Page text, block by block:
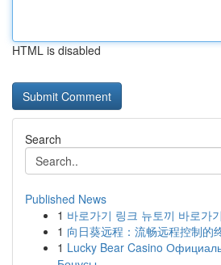
HTML is disabled
Search
Published News
1 바로가기 링크 뉴토끼 바로가
1 向日葵远程：流畅远程控制的
1 Lucky Bear Casino